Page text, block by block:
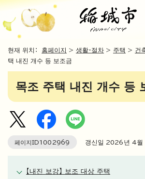
현재 위치： 홈페이지 > 생활・절차 > 주택 > 건
택 내진 개수 등 보조금
목조 주택 내진 개수 등
페이지ID1002969 갱신일 2026 년 4월
【내진 보강】 보조 대상 주택